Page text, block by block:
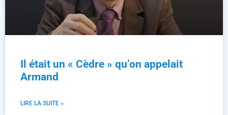
Il était un « Cèdre » qu’on appelait
Armand
LIRE LA SUITE »